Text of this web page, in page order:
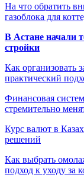
На что обратить
газоблока для
В Астане начали
стройки
Как организовать
практический
Финансовая
стремительно
Курс валют в
решений
Как выбрать
подход к уходу за